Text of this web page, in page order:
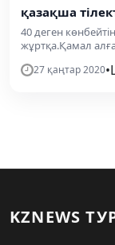
қазақша
40 деген
жұртқа.Қамал
27 қаңтар 2020•
KZNEWS